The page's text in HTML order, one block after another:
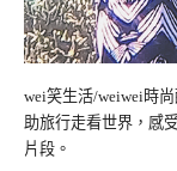
wei笑生活/weiwei時
助旅行走看世界，感
片段。